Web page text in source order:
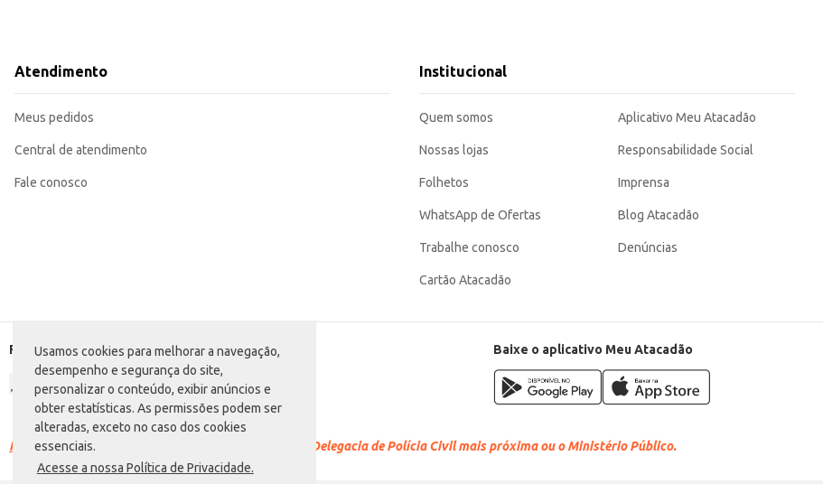
Usamos cookies para melhorar a navegação,
desempenho e segurança do site,
personalizar o conteúdo, exibir anúncios e
obter estatísticas. As permissões podem ser
alteradas, exceto no caso dos cookies
essenciais.
Acesse a nossa Política de Privacidade.
Atendimento
Meus pedidos
Central de atendimento
Fale conosco
Institucional
Quem somos
Nossas lojas
Folhetos
WhatsApp de Ofertas
Trabalhe conosco
Cartão Atacadão
Aplicativo Meu Atacadão
Responsabilidade Social
Imprensa
Blog Atacadão
Denúncias
Formas de pagamento Baixe o aplicativo Meu Atacadão
Racismo é crime. Denuncie. Disque 100 ou procure a Delegacia de Polícia Civil mais próxima ou o Ministério Público.